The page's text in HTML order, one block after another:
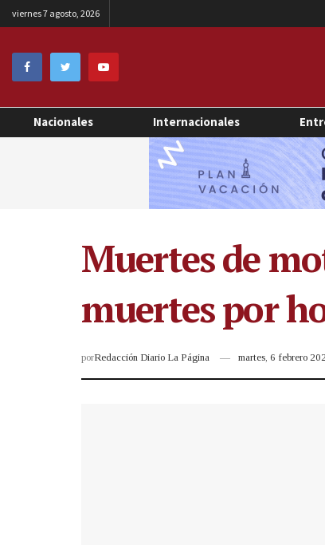
viernes 7 agosto, 2026
Nacionales Internacionales
Muertes de
muertes por
porRedacción Diario La Página martes, 6 febrero